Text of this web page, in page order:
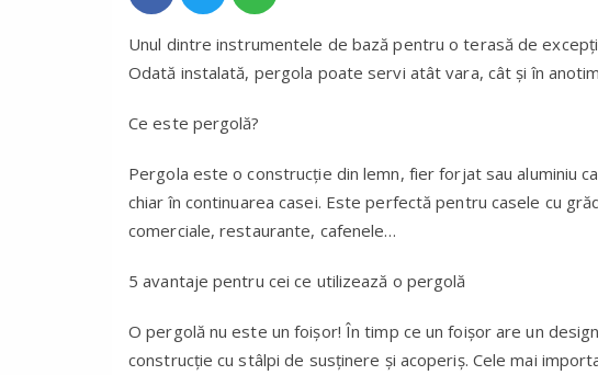
Unul dintre instrumentele de bază pentru o terasă de
Odată instalată, pergola poate servi atât vara, cât şi în
Ce este pergolă?
Pergola este o construcţie din lemn, fier forjat sau aluminiu
chiar în continuarea casei. Este perfectă pentru casele cu
comerciale, restaurante, cafenele…
5 avantaje pentru cei ce utilizează o pergolă
O pergolă nu este un foişor! În timp ce un foişor are un
construcţie cu stâlpi de susţinere şi acoperiş. Cele mai